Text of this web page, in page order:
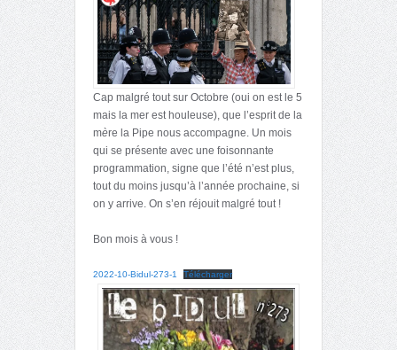
Cap malgré tout sur Octobre (oui on est le 5
mais la mer est houleuse), que l’esprit de la
mère la Pipe nous accompagne. Un mois
qui se présente avec une foisonnante
programmation, signe que l’été n’est plus,
tout du moins jusqu’à l’année prochaine, si
on y arrive. On s’en réjouit malgré tout !
Bon mois à vous !
2022-10-Bidul-273-1 Télécharger